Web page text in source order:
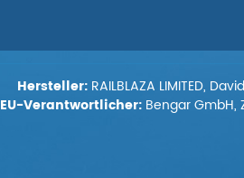
Hersteller: RAILBLAZA LIMITED,
EU-Verantwortlicher: Bengar GmbH,